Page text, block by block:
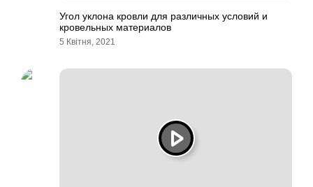
Угол уклона кровли для различных условий и
кровельных материалов
5 Квітня, 2021